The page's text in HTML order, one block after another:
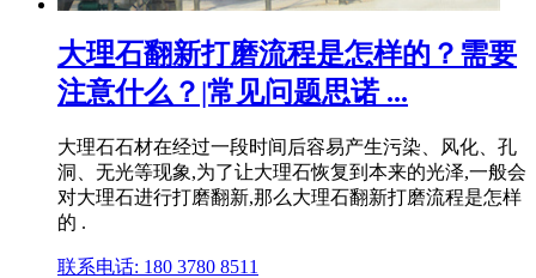
大理石翻新打磨流程是怎样的？需要
注意什么？|常见问题思诺 ...
大理石石材在经过一段时间后容易产生污染、风化、孔
洞、无光等现象,为了让大理石恢复到本来的光泽,一般会
对大理石进行打磨翻新,那么大理石翻新打磨流程是怎样
的 .
联系电话: 180 3780 8511